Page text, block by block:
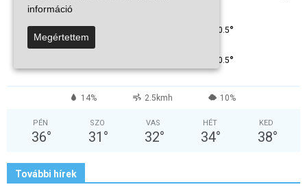
Tiszta Égbolt
40.5°
40.5°
14% 2.5kmh 10%
PÉN
36°
SZO
31 °
VAS
32°
HÉT
34°
KED
38°
További hírek
információ
Megértettem